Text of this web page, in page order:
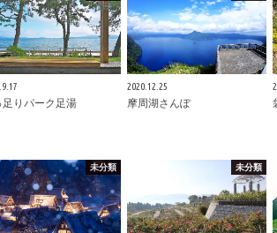
足りパーク足湯
2020.12.25
摩周湖さんぽ
未分類 未分類